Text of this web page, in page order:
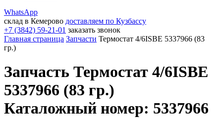
WhatsApp
склад в Кемерово доставляем по Кузбассу
+7 (3842) 59-21-01 заказать звонок
Главная страница Запчасти Термостат 4/6ISBE 5337966 (83
гр.)
Запчасть Термостат 4/6ISBE
5337966 (83 гр.)
Каталожный номер: 5337966